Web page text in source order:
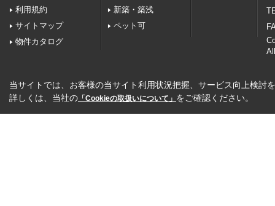
利用規約
サイトマップ
物件カタログ
新築・築浅
ペット可
当サイトでは、お客様の当サイト利用状況把握、サービス向上検討
詳しくは、当社の 「Cookieの取扱いについて」 をご確認ください。